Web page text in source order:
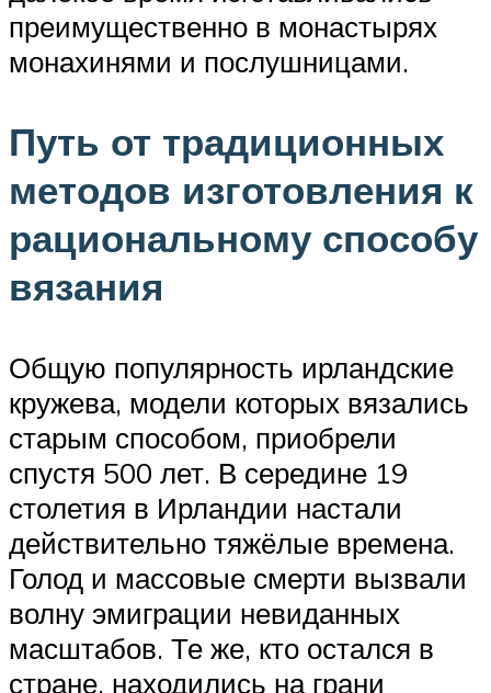
преимущественно в монастырях
монахинями и послушницами.
Путь от традиционных
методов изготовления к
рациональному способу
вязания
Общую популярность ирландские
кружева, модели которых вязались
старым способом, приобрели
спустя 500 лет. В середине 19
столетия в Ирландии настали
действительно тяжёлые времена.
Голод и массовые смерти вызвали
волну эмиграции невиданных
масштабов. Те же, кто остался в
стране, находились на грани